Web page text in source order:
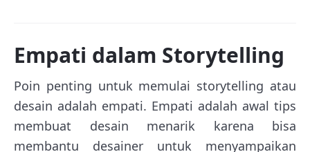
Empati dalam Storytelling
Poin penting untuk memulai storytelling atau
desain adalah empati. Empati adalah awal tips
membuat desain menarik karena bisa
membantu desainer untuk menyampaikan